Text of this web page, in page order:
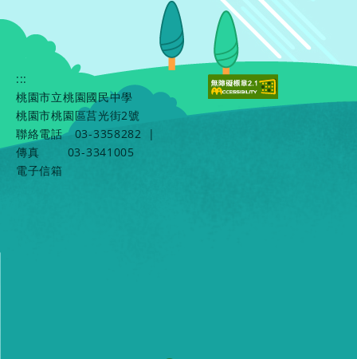
:::
桃園市立桃園國民中學
桃園市桃園區莒光街2號
聯絡電話
03-3358282
|
傳真
03-3341005
電子信箱